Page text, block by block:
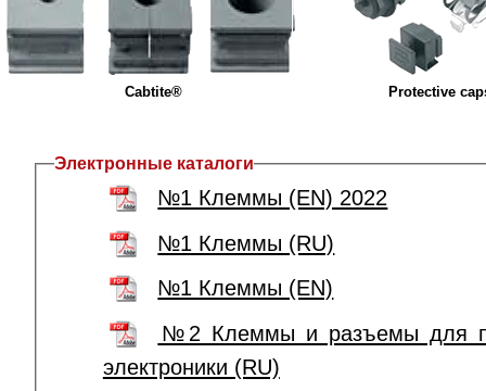
Cabtite® Protective
Электронные каталоги
№1 Клеммы (EN) 2022
№1 Клеммы (RU)
№1 Клеммы (EN)
№2 Клеммы и разъемы для
электроники (RU)